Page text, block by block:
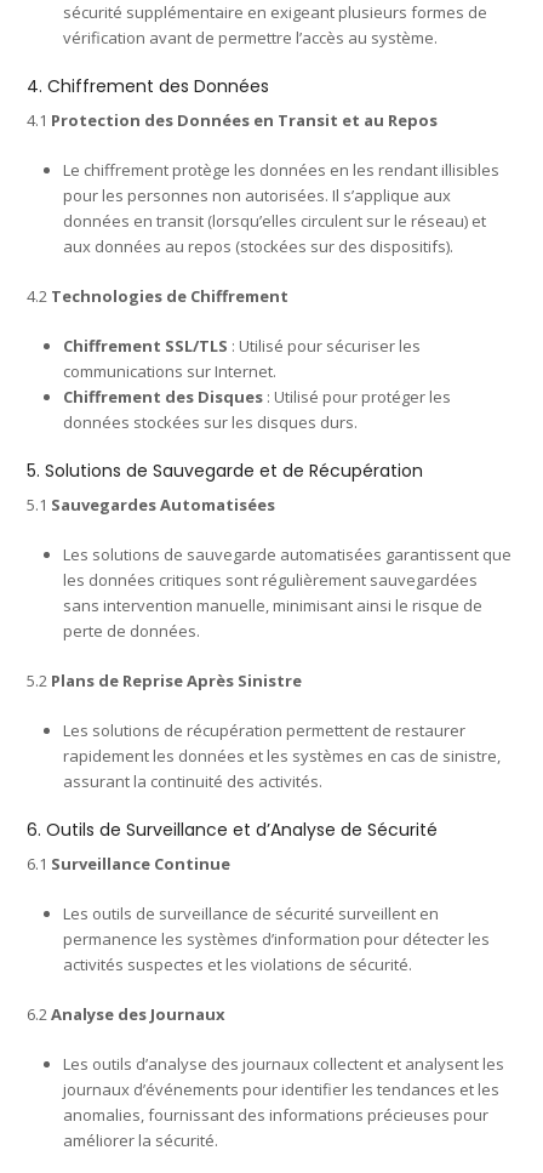
sécurité supplémentaire en exigeant plusieurs formes de
vérification avant de permettre l’accès au système.
4. Chiffrement des Données
4.1 Protection des Données en Transit et au Repos
Le chiffrement protège les données en les rendant illisibles
pour les personnes non autorisées. Il s’applique aux
données en transit (lorsqu’elles circulent sur le réseau) et
aux données au repos (stockées sur des dispositifs).
4.2 Technologies de Chiffrement
Chiffrement SSL/TLS : Utilisé pour sécuriser les
communications sur Internet.
Chiffrement des Disques : Utilisé pour protéger les
données stockées sur les disques durs.
5. Solutions de Sauvegarde et de Récupération
5.1 Sauvegardes Automatisées
Les solutions de sauvegarde automatisées garantissent que
les données critiques sont régulièrement sauvegardées
sans intervention manuelle, minimisant ainsi le risque de
perte de données.
5.2 Plans de Reprise Après Sinistre
Les solutions de récupération permettent de restaurer
rapidement les données et les systèmes en cas de sinistre,
assurant la continuité des activités.
6. Outils de Surveillance et d’Analyse de Sécurité
6.1 Surveillance Continue
Les outils de surveillance de sécurité surveillent en
permanence les systèmes d’information pour détecter les
activités suspectes et les violations de sécurité.
6.2Analyse des Journaux
Les outils d’analyse des journaux collectent et analysent les
journaux d’événements pour identifier les tendances et les
anomalies, fournissant des informations précieuses pour
améliorer la sécurité.